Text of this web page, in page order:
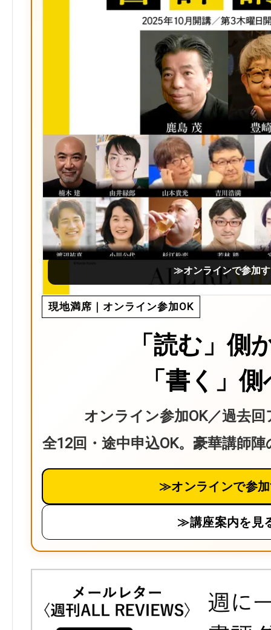
≫オンラインで参加
現地満席｜オンライン参加OK
「読む」側
「書く」
オンライン参加OK／過去
全12回・途中申込OK。豪華講師
≫オンラインで参
≫講座案内を見